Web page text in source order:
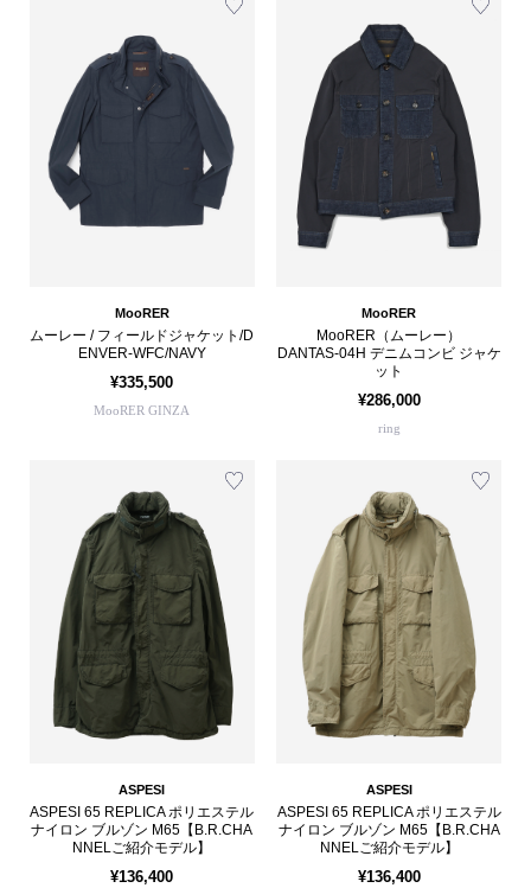
MooRER
ムーレー / フィールドジャケット/D
ENVER-WFC/NAVY
¥335,500
MooRER GINZA
MooRER
MooRER（ムーレー）
DANTAS-04H デニムコンビ ジャケ
ット
¥286,000
ring
ASPESI
ASPESI 65 REPLICA ポリエステル
ナイロン ブルゾン M65【B.R.CHA
NNELご紹介モデル】
¥136,400
ASPESI
ASPESI 65 REPLICA ポリエステル
ナイロン ブルゾン M65【B.R.CHA
NNELご紹介モデル】
¥136,400